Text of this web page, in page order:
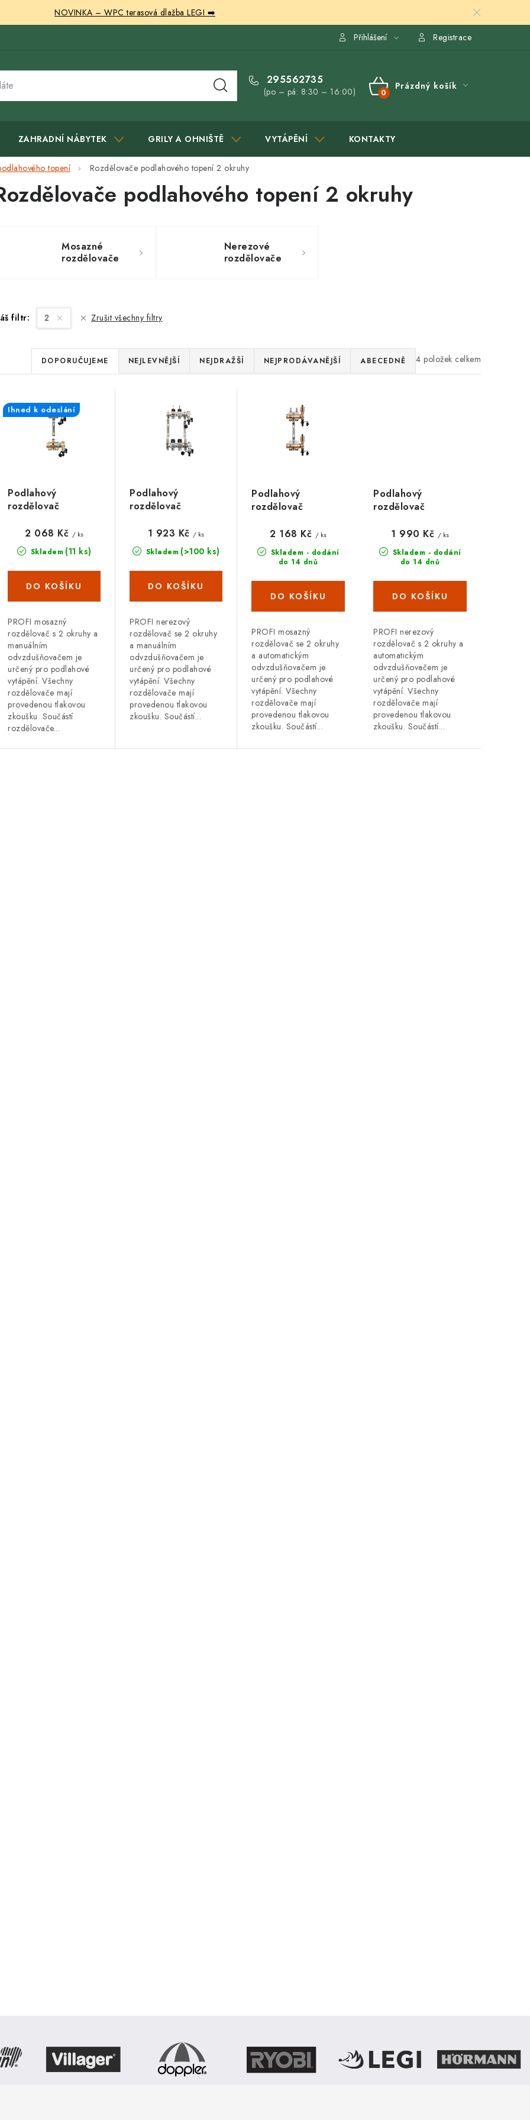
NOVINKA – WPC terasová dlažba LEGI ➡️
Přihlášení Registrace
295562735
(po – pá: 8:30 – 16:00)
NÁKUPNÍ
Prázdný košík
ZAHRADNÍ NÁBYTEK GRILY A OHNIŠTĚ VYTÁPĚNÍ KONTAKTY
topení Rozdělovače podlahového topení 2 okruhy
podlahového topení 2 okruhy
Mosazné
rozdělovače
Nerezové
rozdělovače
filtr: 2 Zrušit všechny filtry
4
Ř
a
z
e
p
r
o
d
u
k
t
ů
DOPORUČUJEME NEJLEVNĚJŠÍ NEJDRAŽŠÍ NEJPRODÁVANĚJŠÍ ABECEDNĚ
V
Podlahový
rozdělovač
mosazný +
odvzdušňování na
klíč
Ihned k odeslání
Skladem (11 ks)
2 068 Kč / ks
PROFI mosazný
rozdělovač s 2 okruhy a
manuálním
odvzdušňovačem je
určený pro podlahové
vytápění. Všechny
rozdělovače mají
provedenou tlakovou
zkoušku. Součástí
rozdělovače...
Podlahový
rozdělovač
nerez +
odvzdušňování na
klíč Skladem (>100 ks)
1 923 Kč / ks
PROFI nerezový
rozdělovač se 2 okruhy
a manuálním
odvzdušňovačem je
určený pro podlahové
vytápění. Všechny
rozdělovače mají
provedenou tlakovou
zkoušku. Součástí...
Podlahový
rozdělovač
mosazný +
automatické
odvzdušňování
Skladem - dodání
do 14 dnů
2 168 Kč / ks
PROFI mosazný
rozdělovač se 2 okruhy
a automatickým
odvzdušňovačem je
určený pro podlahové
vytápění. Všechny
rozdělovače mají
provedenou tlakovou
zkoušku. Součástí...
Podlahový
rozdělovač
nerez +
automatické
odvzdušňování
Skladem - dodání
do 14 dnů
1 990 Kč / ks
PROFI nerezový
rozdělovač s 2 okruhy a
automatickým
odvzdušňovačem je
určený pro podlahové
vytápění. Všechny
rozdělovače mají
provedenou tlakovou
zkoušku. Součástí...